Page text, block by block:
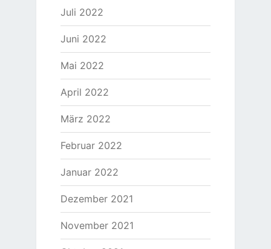
Juli 2022
Juni 2022
Mai 2022
April 2022
März 2022
Februar 2022
Januar 2022
Dezember 2021
November 2021